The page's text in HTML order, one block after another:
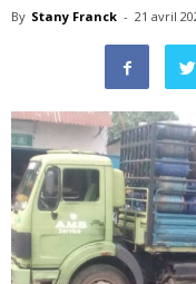
By Stany Franck - 21 avril